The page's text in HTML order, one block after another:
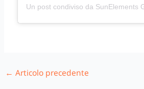
← Articolo precedente